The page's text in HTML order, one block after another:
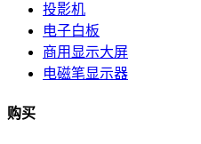
投影机
电子白板
商用显示大屏
电磁笔显示器
购买